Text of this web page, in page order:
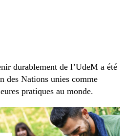
durablement de l’UdeM a été
des Nations unies comme
pratiques au monde.